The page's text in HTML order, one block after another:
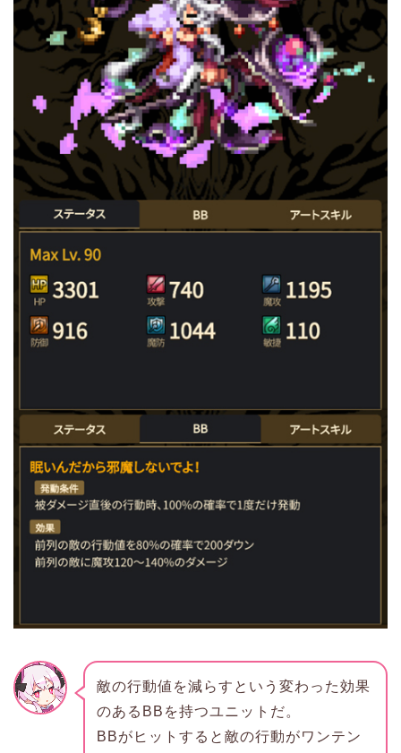
敵の行動値を減らすという変わった効果
のあるBBを持つユニットだ。
BBがヒットすると敵の行動がワンテン